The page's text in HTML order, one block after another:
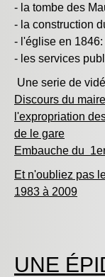
- la tombe des
- la construction
- l'église en
- les services
Une serie de
Discours du
l'expropriation
de le gare
Embauche du
Et n'oubliez pas
1983 à 2009
UNE